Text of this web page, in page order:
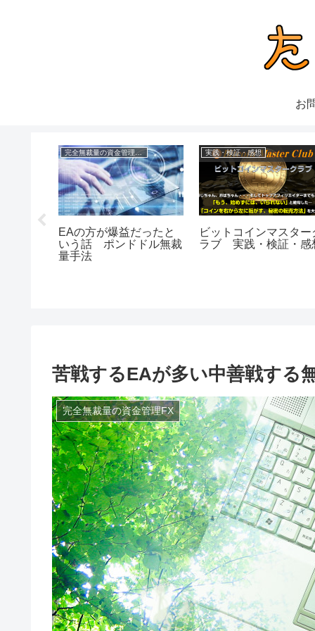
お
EAの方が爆益だったと
いう話 ポンドドル無裁
量手法
実践・検証・感想
ビットコインマスター
ラブ 実践・検証・感
苦戦するEAが多い中善戦する
完全無裁量の資金管理FX